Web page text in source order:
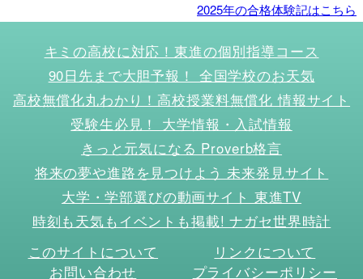
2025年の合格体験記はこちら
キミの高校に対応！東進の個別指導コース
90日先まで大胆予報！ 全国学校のお天気
高校無償化丸わかり！高校授業料無償化 情報サイト
受験生必見！ 大学情報・入試情報
きっと元気になる Proverb格言
将来の夢や進路を見つけよう 未来発見サイト
大学・学部選びの動画サイト 東進TV
時刻も天気もイベントも掲載! ナガセ世界時計
このサイトについて
リンクについて
お問い合わせ
プライバシーポリシー